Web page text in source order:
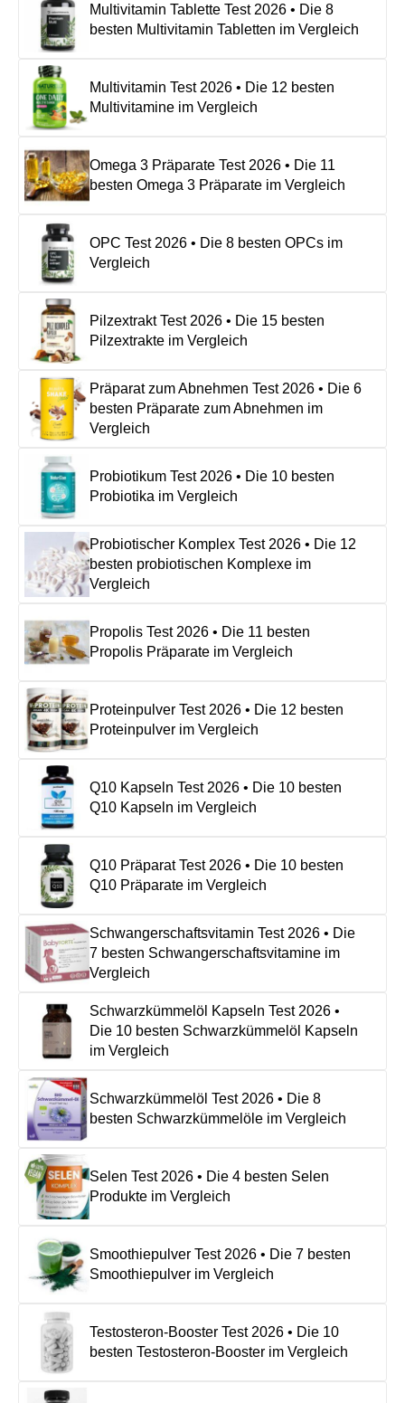
Multivitamin Tablette Test 2026 • Die 8
besten Multivitamin Tabletten im Vergleich
Multivitamin Test 2026 • Die 12 besten
Multivitamine im Vergleich
Omega 3 Präparate Test 2026 • Die 11
besten Omega 3 Präparate im Vergleich
OPC Test 2026 • Die 8 besten OPCs im
Vergleich
Pilzextrakt Test 2026 • Die 15 besten
Pilzextrakte im Vergleich
Präparat zum Abnehmen Test 2026 • Die 6
besten Präparate zum Abnehmen im
Vergleich
Probiotikum Test 2026 • Die 10 besten
Probiotika im Vergleich
Probiotischer Komplex Test 2026 • Die 12
besten probiotischen Komplexe im
Vergleich
Propolis Test 2026 • Die 11 besten
Propolis Präparate im Vergleich
Proteinpulver Test 2026 • Die 12 besten
Proteinpulver im Vergleich
Q10 Kapseln Test 2026 • Die 10 besten
Q10 Kapseln im Vergleich
Q10 Präparat Test 2026 • Die 10 besten
Q10 Präparate im Vergleich
Schwangerschaftsvitamin Test 2026 • Die
7 besten Schwangerschaftsvitamine im
Vergleich
Schwarzkümmelöl Kapseln Test 2026 •
Die 10 besten Schwarzkümmelöl Kapseln
im Vergleich
Schwarzkümmelöl Test 2026 • Die 8
besten Schwarzkümmelöle im Vergleich
Selen Test 2026 • Die 4 besten Selen
Produkte im Vergleich
Smoothiepulver Test 2026 • Die 7 besten
Smoothiepulver im Vergleich
Testosteron-Booster Test 2026 • Die 10
besten Testosteron-Booster im Vergleich